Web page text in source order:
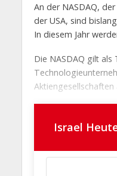
An der NASDAQ,
der USA, sind
In diesem Jahr
Die NASDAQ gilt
Aktiengesellschaften
Israel